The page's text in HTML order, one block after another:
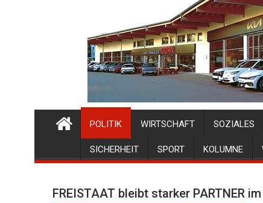
POLITIK WIRTSCHAFT SOZIALES
SICHERHEIT SPORT KOLUMNE
FREISTAAT bleibt starker PARTNER